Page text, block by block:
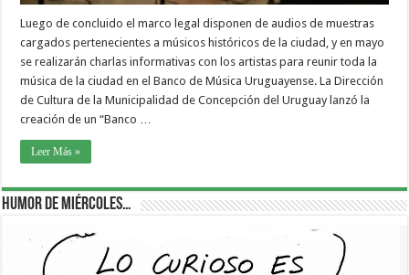
Luego de concluido el marco legal disponen de audios de muestras
cargados pertenecientes a músicos históricos de la ciudad, y en mayo
se realizarán charlas informativas con los artistas para reunir toda la
música de la ciudad en el Banco de Música Uruguayense. La Dirección
de Cultura de la Municipalidad de Concepción del Uruguay lanzó la
creación de un “Banco …
Leer Más »
Humor de Miércoles…